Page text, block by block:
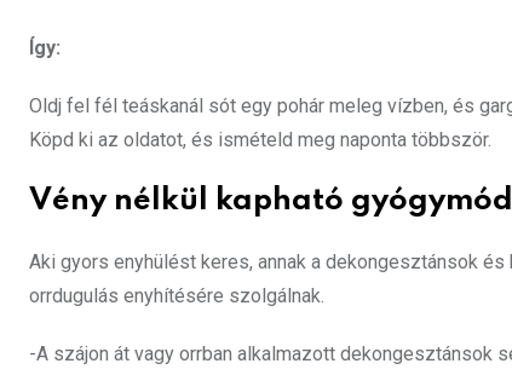
Így:
Oldj fel fél teáskanál sót egy pohár meleg vízben, és
Köpd ki az oldatot, és ismételd meg naponta többször.
Vény nélkül kapható
Aki gyors enyhülést keres, annak a dekongesztánsok
orrdugulás enyhítésére szolgálnak.
-A szájon át vagy orrban alkalmazott dekongesztánsok